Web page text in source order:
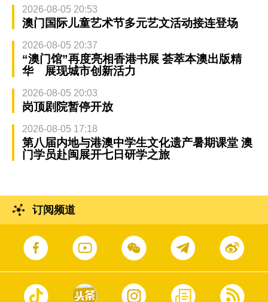
2026-08-05 20:53
澳门国际儿童艺术节多元艺文活动接连登场
2026-08-05 20:37
“澳门馆”再度亮相香港书展 荟萃本澳出版精
华 展现城市创新活力
2026-08-05 20:03
岗顶剧院暂停开放
2026-08-05 17:18
第八届内地与港澳中学生文化遗产暑期课堂 澳
门学员赴闽展开七日研学之旅
订阅频道